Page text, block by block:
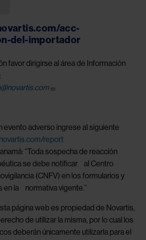
acc-
del-importador
favor dirigirse al área de Información
evento adverso ingrese al siguiente
report
“Toda sospecha de reacción
se debe notificar al Centro
(CNFV) en los formularios y
en la normativa vigente.”
página web es propiedad de Novartis,
de utilizar la misma, por lo cual los
deberán únicamente utilizarla para el